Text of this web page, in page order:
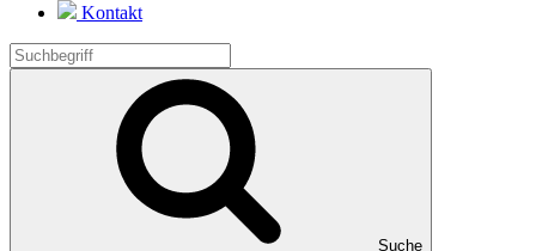
Kontakt
Suche